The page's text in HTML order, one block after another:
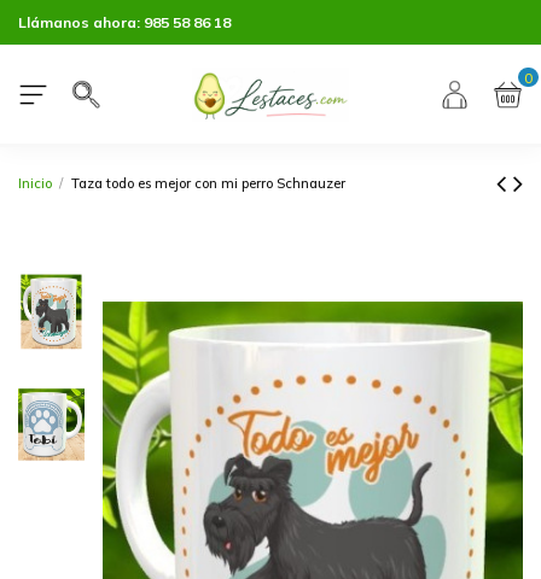
Llámanos ahora: 985 58 86 18
0
Inicio Taza todo es mejor con mi perro Schnauzer